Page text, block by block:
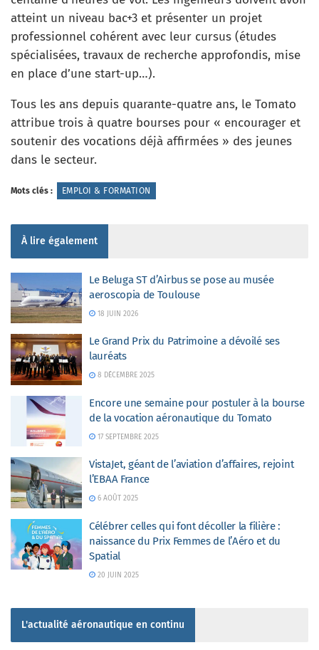
atteint un niveau bac+3 et présenter un projet
professionnel cohérent avec leur cursus (études
spécialisées, travaux de recherche approfondis, mise
en place d’une start-up…).
Tous les ans depuis quarante-quatre ans, le Tomato
attribue trois à quatre bourses pour « encourager et
soutenir des vocations déjà affirmées » des jeunes
dans le secteur.
Mots clés : EMPLOI & FORMATION
À lire également
Le Beluga ST d’Airbus se pose au musée
aeroscopia de Toulouse
18 JUIN 2026
Le Grand Prix du Patrimoine a dévoilé ses
lauréats
8 DÉCEMBRE 2025
Encore une semaine pour postuler à la bourse
de la vocation aéronautique du Tomato
17 SEPTEMBRE 2025
VistaJet, géant de l’aviation d’affaires, rejoint
l’EBAA France
6 AOÛT 2025
Célébrer celles qui font décoller la filière :
naissance du Prix Femmes de l’Aéro et du
Spatial
20 JUIN 2025
L'actualité aéronautique en continu